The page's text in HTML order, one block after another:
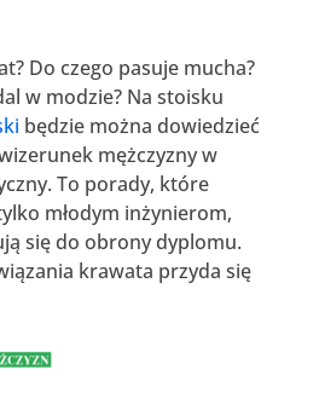
Do czego pasuje mucha?
w modzie? Na stoisku
będzie można dowiedzieć
mężczyzny w
To porady, które
młodym inżynierom,
się do obrony dyplomu.
krawata przyda się